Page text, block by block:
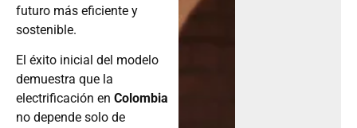
futuro más eficiente y
sostenible.
El éxito inicial del modelo
demuestra que la
electrificación en Colombia
no depende solo de